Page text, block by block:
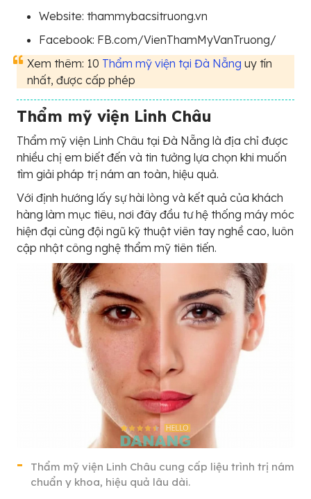
Website: thammybacsitruong.vn
Facebook: FB.com/VienThamMyVanTruong/
Xem thêm: 10 Thẩm mỹ viện tại Đà Nẵng uy tín
nhất, được cấp phép
Thẩm mỹ viện Linh Châu
Thẩm mỹ viện Linh Châu tại Đà Nẵng là địa chỉ được
nhiều chị em biết đến và tin tưởng lựa chọn khi muốn
tìm giải pháp trị nám an toàn, hiệu quả.
Với định hướng lấy sự hài lòng và kết quả của khách
hàng làm mục tiêu, nơi đây đầu tư hệ thống máy móc
hiện đại cùng đội ngũ kỹ thuật viên tay nghề cao, luôn
cập nhật công nghệ thẩm mỹ tiên tiến.
Thẩm mỹ viện Linh Châu cung cấp liệu trình trị nám
chuẩn y khoa, hiệu quả lâu dài.